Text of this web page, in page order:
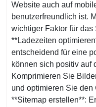
Website auch auf
benutzerfreundlich ist.
wichtiger Faktor für das
**Ladezeiten
entscheidend für eine
können sich positiv auf
Komprimieren Sie
und optimieren Sie den
**Sitemap erstellen**: